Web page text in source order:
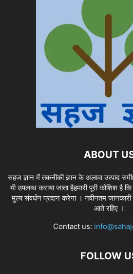
ABOUT
सहज ज्ञान में तकनीकी ज्ञान के अलावा उत्पाद
भी उपलब्ध कराया जाता हैहमारी पूरी कोशिश
मुल्य संवर्धन प्रदान करेगा । नवीनतम
आते रहिए ।
Contact us:
FOLLOW